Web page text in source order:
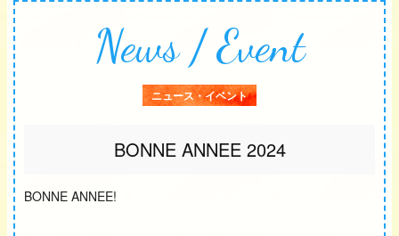
News / Event
ニュース・イベント
BONNE ANNEE 2024
BONNE ANNEE!